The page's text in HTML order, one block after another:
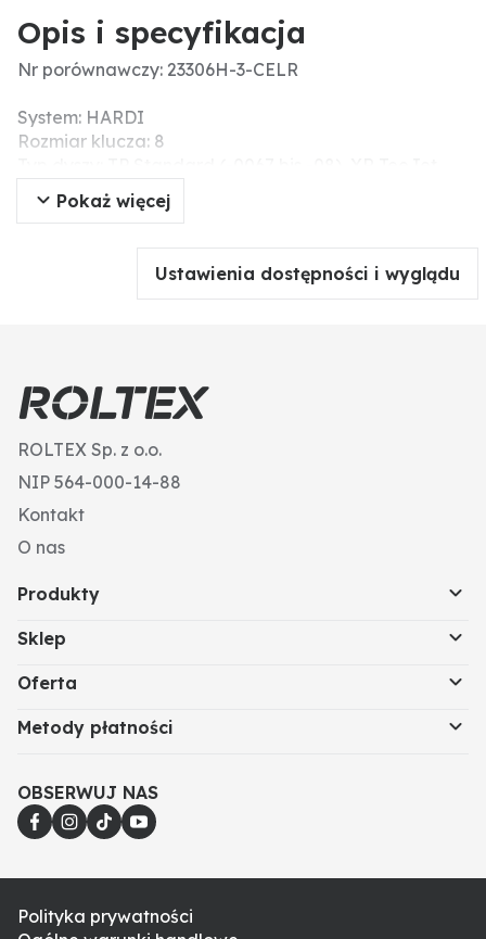
Opis i specyfikacja
Nr porównawczy: 23306H-3-CELR
System: HARDI
Rozmiar klucza: 8
(-01 bis -08), AIXR TeeJet, DG TeeJet, Turbo TeeJet,
OC TeeJet (-01 bis -08), TTJ60 Turbo TwinJet
Pokaż więcej
Ustawienia dostępności i wyglądu
ROLTEX Sp. z o.o.
NIP 564-000-14-88
Kontakt
O nas
Produkty
Sklep
Oferta
Metody płatności
OBSERWUJ NAS
Polityka prywatności